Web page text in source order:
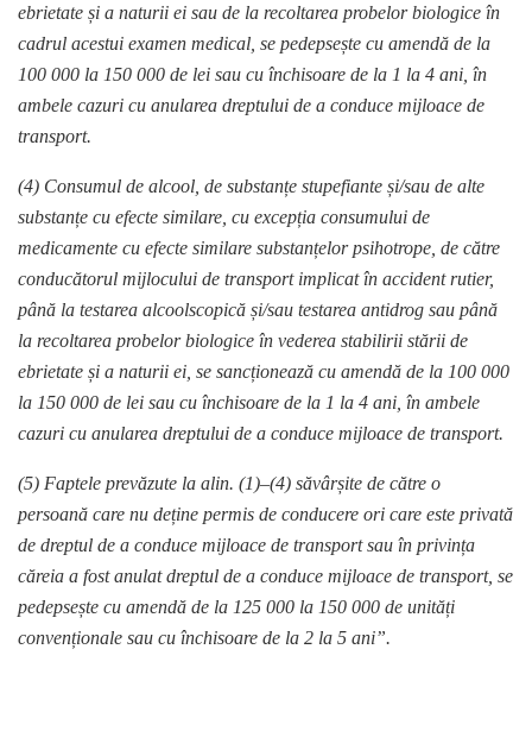
ebrietate și a naturii ei sau de la recoltarea probelor biologice în
cadrul acestui examen medical, se pedepsește cu amendă de la
100 000 la 150 000 de lei sau cu închisoare de la 1 la 4 ani, în
ambele cazuri cu anularea dreptului de a conduce mijloace de
transport.
(4) Consumul de alcool, de substanțe stupefiante și/sau de alte
substanțe cu efecte similare, cu excepția consumului de
medicamente cu efecte similare substanțelor psihotrope, de către
conducătorul mijlocului de transport implicat în accident rutier,
până la testarea alcoolscopică și/sau testarea antidrog sau până
la recoltarea probelor biologice în vederea stabilirii stării de
ebrietate și a naturii ei, se sancționează cu amendă de la 100 000
la 150 000 de lei sau cu închisoare de la 1 la 4 ani, în ambele
cazuri cu anularea dreptului de a conduce mijloace de transport.
(5) Faptele prevăzute la alin. (1)–(4) săvârșite de către o
persoană care nu deține permis de conducere ori care este privată
de dreptul de a conduce mijloace de transport sau în privința
căreia a fost anulat dreptul de a conduce mijloace de transport, se
pedepsește cu amendă de la 125 000 la 150 000 de unități
convenționale sau cu închisoare de la 2 la 5 ani”.